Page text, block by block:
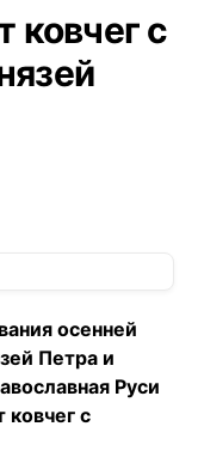
ковчег с
осенней
Петра и
Руси
ковчег с